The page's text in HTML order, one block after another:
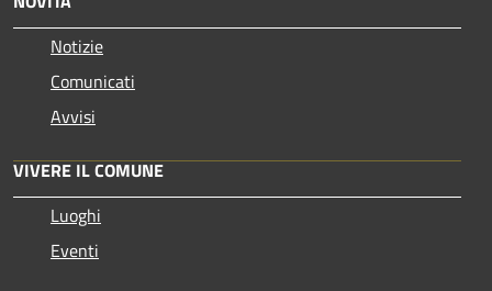
Notizie
Comunicati
Avvisi
VIVERE IL COMUNE
Luoghi
Eventi